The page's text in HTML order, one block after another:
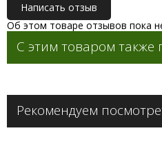
Написать отзыв
Об этом товаре отзывов пока
С этим товаром также
Рекомендуем